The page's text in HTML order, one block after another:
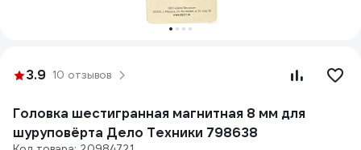
3.9 10 отзывов
Головка шестигранная магнитная 8 мм для
шуруповёрта Дело Техники 798638